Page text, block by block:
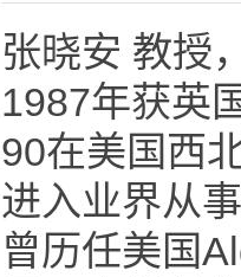
张晓安 教授
1987年获英
90在美国西
进入业界从
曾历任美国